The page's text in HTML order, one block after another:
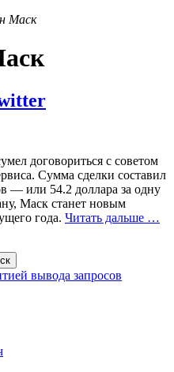
Маск
договориться с советом
Сумма сделки составил
— или 54.2 доллара за одну
Маск станет новым
года. Читать дальше …
вывода запросов